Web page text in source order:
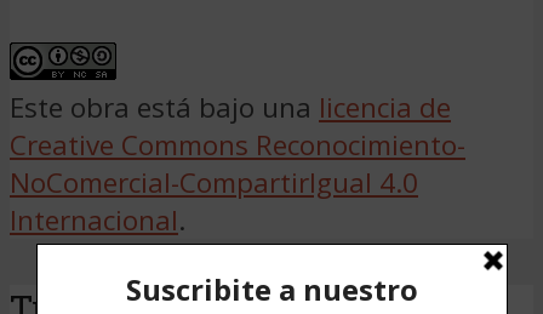
Este obra está bajo una licencia de
Creative Commons Reconocimiento-
NoComercial-CompartirIgual 4.0
Internacional.